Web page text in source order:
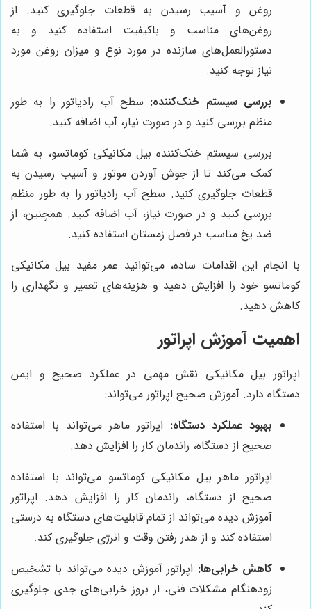
روغن و آسیب رسیدن به قطعات جلوگیری کنید. از
روغن‌های مناسب و باکیفیت استفاده کنید و به
دستورالعمل‌های سازنده در مورد نوع و میزان روغن مورد
نیاز توجه کنید.
بررسی سیستم خنک‌کننده: سطح آب رادیاتور را به طور
منظم بررسی کنید و در صورت نیاز، آب اضافه کنید.
بررسی سیستم خنک‌کننده بیل مکانیکی کوماتسو، به شما
کمک می‌کند تا از جوش آوردن موتور و آسیب رسیدن به
قطعات جلوگیری کنید. سطح آب رادیاتور را به طور منظم
بررسی کنید و در صورت نیاز، آب اضافه کنید. همچنین، از
ضد یخ مناسب در فصل زمستان استفاده کنید.
با انجام این اقدامات ساده، می‌توانید عمر مفید بیل مکانیکی
کوماتسو خود را افزایش دهید و هزینه‌های تعمیر و نگهداری را
کاهش دهید.
اهمیت آموزش اپراتور
اپراتور بیل مکانیکی نقش مهمی در عملکرد صحیح و ایمن
دستگاه دارد. آموزش صحیح اپراتور می‌تواند:
بهبود عملکرد دستگاه: اپراتور ماهر می‌تواند با استفاده
صحیح از دستگاه، راندمان کار را افزایش دهد.
اپراتور ماهر بیل مکانیکی کوماتسو می‌تواند با استفاده
صحیح از دستگاه، راندمان کار را افزایش دهد. اپراتور
آموزش دیده می‌تواند از تمام قابلیت‌های دستگاه به درستی
استفاده کند و از هدر رفتن وقت و انرژی جلوگیری کند.
کاهش خرابی‌ها: اپراتور آموزش دیده می‌تواند با تشخیص
زودهنگام مشکلات فنی، از بروز خرابی‌های جدی جلوگیری